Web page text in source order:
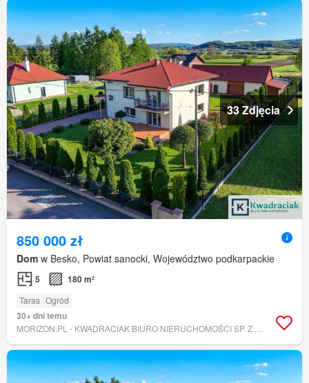
33 Zdjęcia
850 000 zł
Dom w Besko, Powiat sanocki, Województwo podkarpackie
5 180 m²
Taras Ogród
30+ dni temu